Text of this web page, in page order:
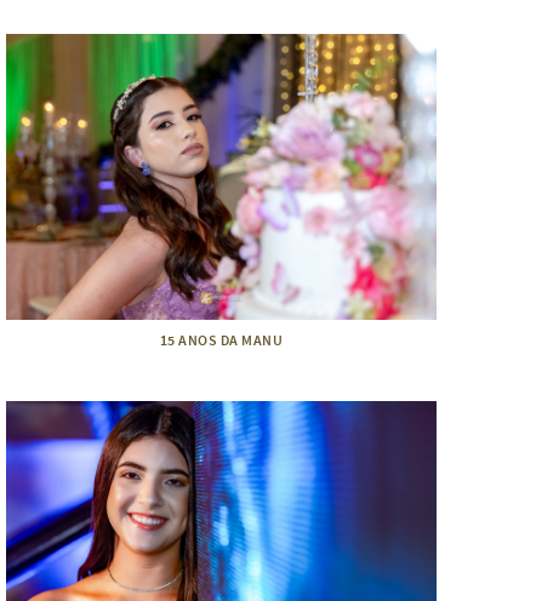
15 ANOS DA MANU